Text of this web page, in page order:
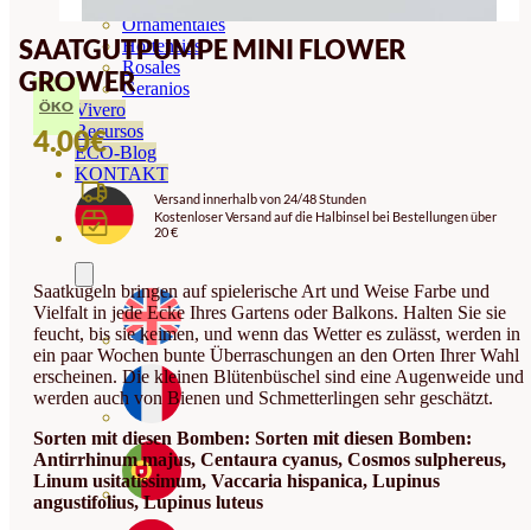
Ornamentales
Hortensias
Rosales
Geranios
Vivero
Recursos
ECO-Blog
KONTAKT
SAATGUTPUMPE MINI FLOWER
GROWER
ÖKO
4.00€
Versand innerhalb von 24/48 Stunden
Kostenloser Versand auf die Halbinsel bei Bestellungen über
20 €
Saatkugeln bringen auf spielerische Art und Weise Farbe und
Vielfalt in jede Ecke Ihres Gartens oder Balkons. Halten Sie sie
feucht, bis sie keimen, und wenn das Wetter es zulässt, werden in
ein paar Wochen bunte Überraschungen an den Orten Ihrer Wahl
erscheinen. Die kleinen Blütenbüschel sind eine Augenweide und
werden auch von Bienen und Schmetterlingen sehr geschätzt.
Sorten mit diesen Bomben: Sorten mit diesen Bomben:
Antirrhinum majus, Centaura cyanus, Cosmos sulphereus,
Linum usitatissimum, Vaccaria hispanica, Lupinus
angustifolius, Lupinus luteus